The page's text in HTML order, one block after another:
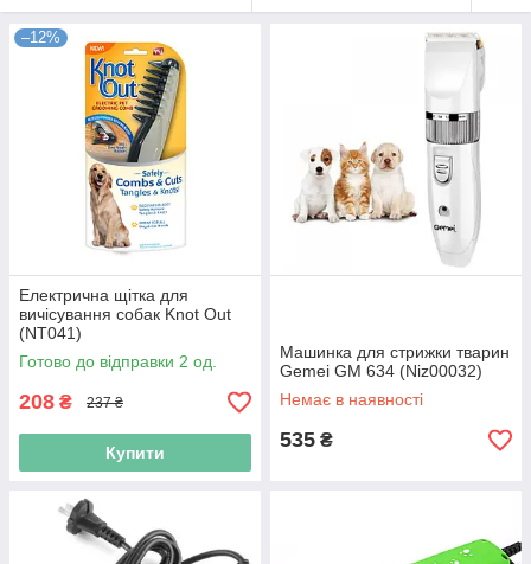
–12%
Електрична щітка для
вичісування собак Knot Out
(NT041)
Готово до відправки 2 од.
208 ₴ 237 ₴
Купити
Машинка для стрижки тварин
Gemei GM 634 (Niz00032)
Немає в наявності
535 ₴